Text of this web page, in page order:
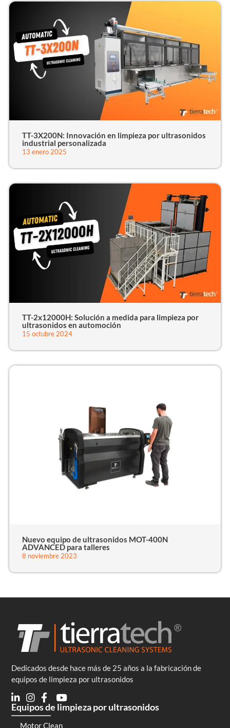
TT-3X200N: Innovación en limpieza por ultrasonidos
industrial personalizada
13 enero 2025
TT-2x12000H: Solución a medida para limpieza por
ultrasonidos en automoción
15 octubre 2024
Nuevo equipo de ultrasonidos MOT-400N
ADVANCED para talleres
8 noviembre 2023
Dedicados desde hace más de 25 años a la fabricación de
equipos de limpieza por ultrasonidos
Equipos de limpieza por ultrasonidos
Motor Clean